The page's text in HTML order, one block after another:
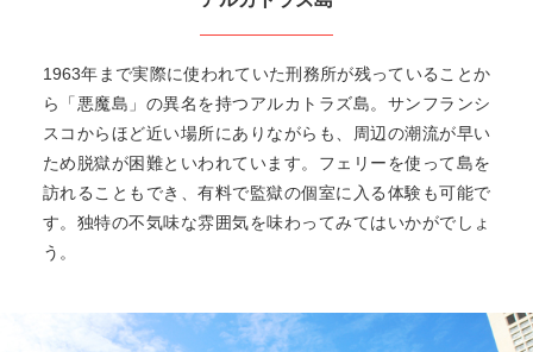
1963年まで実際に使われていた刑務所が残っていることか
ら「悪魔島」の異名を持つアルカトラズ島。サンフランシ
スコからほど近い場所にありながらも、周辺の潮流が早い
ため脱獄が困難といわれています。フェリーを使って島を
訪れることもでき、有料で監獄の個室に入る体験も可能で
す。独特の不気味な雰囲気を味わってみてはいかがでしょ
う。